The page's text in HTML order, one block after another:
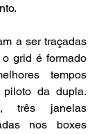
a ser traçadas
grid é formado
tempos
piloto da dupla.
três janelas
nos boxes